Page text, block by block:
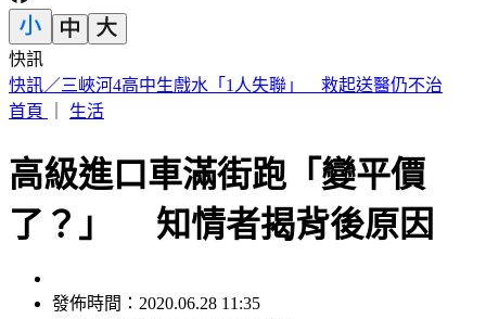
快訊
綠控「集團式兒虐」 北市教育局怒了：別再踐踏基層公務員
首頁
生活
高級進口車滿街跑「變平價
了？」 知情者揭背後原因
發佈時間：2020.06.28 11:35